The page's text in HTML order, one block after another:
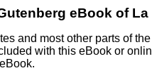
eBook of La
and most other parts of
with this eBook or